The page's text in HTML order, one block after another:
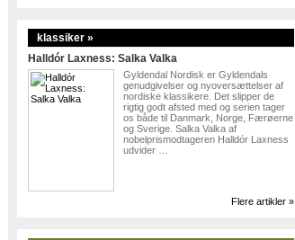
klassiker »
Halldór Laxness: Salka Valka
Gyldendal Nordisk er Gyldendals
genudgivelser og nyoversættelser af
nordiske klassikere. Det slipper de
rigtig godt afsted med og serien tager
os både til Danmark, Norge, Færøerne
og Sverige. Salka Valka af
nobelprismodtageren Halldór Laxness
udvider …
Flere artikler »